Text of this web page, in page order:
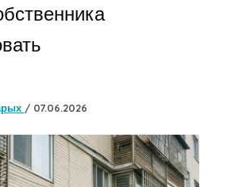
/ 07.06.2026